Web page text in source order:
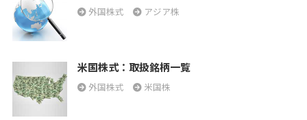
外国株式 アジア株
米国株式：取扱銘柄一覧
外国株式 米国株